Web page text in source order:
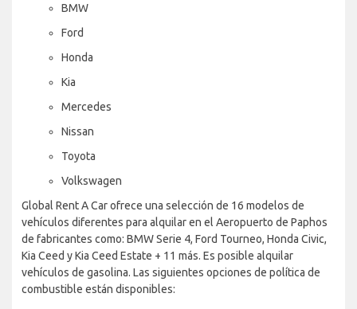
BMW
Ford
Honda
Kia
Mercedes
Nissan
Toyota
Volkswagen
Global Rent A Car ofrece una selección de 16 modelos de
vehículos diferentes para alquilar en el Aeropuerto de Paphos
de fabricantes como: BMW Serie 4, Ford Tourneo, Honda Civic,
Kia Ceed y Kia Ceed Estate + 11 más. Es posible alquilar
vehículos de gasolina. Las siguientes opciones de política de
combustible están disponibles: